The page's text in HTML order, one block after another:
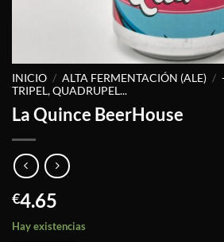
INICIO / ALTA FERMENTACIÓN (ALE) /
TRIPEL, QUADRUPEL...
La Quince BeerHouse
€4.65
Hay existencias